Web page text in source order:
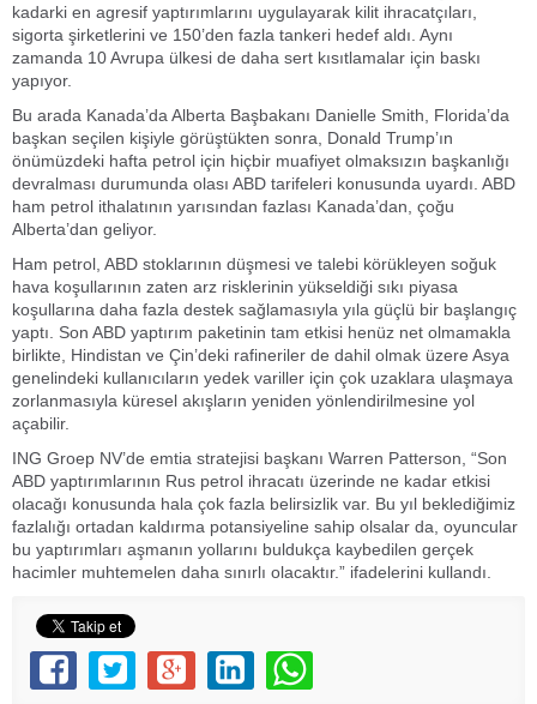
kadarki en agresif yaptırımlarını uygulayarak kilit ihracatçıları,
sigorta şirketlerini ve 150’den fazla tankeri hedef aldı. Aynı
zamanda 10 Avrupa ülkesi de daha sert kısıtlamalar için baskı
yapıyor.
Bu arada Kanada’da Alberta Başbakanı Danielle Smith, Florida’da
başkan seçilen kişiyle görüştükten sonra, Donald Trump’ın
önümüzdeki hafta petrol için hiçbir muafiyet olmaksızın başkanlığı
devralması durumunda olası ABD tarifeleri konusunda uyardı. ABD
ham petrol ithalatının yarısından fazlası Kanada’dan, çoğu
Alberta’dan geliyor.
Ham petrol, ABD stoklarının düşmesi ve talebi körükleyen soğuk
hava koşullarının zaten arz risklerinin yükseldiği sıkı piyasa
koşullarına daha fazla destek sağlamasıyla yıla güçlü bir başlangıç ​​
yaptı. Son ABD yaptırım paketinin tam etkisi henüz net olmamakla
birlikte, Hindistan ve Çin’deki rafineriler de dahil olmak üzere Asya
genelindeki kullanıcıların yedek variller için çok uzaklara ulaşmaya
zorlanmasıyla küresel akışların yeniden yönlendirilmesine yol
açabilir.
ING Groep NV’de emtia stratejisi başkanı Warren Patterson, “Son
ABD yaptırımlarının Rus petrol ihracatı üzerinde ne kadar etkisi
olacağı konusunda hala çok fazla belirsizlik var. Bu yıl beklediğimiz
fazlalığı ortadan kaldırma potansiyeline sahip olsalar da, oyuncular
bu yaptırımları aşmanın yollarını buldukça kaybedilen gerçek
hacimler muhtemelen daha sınırlı olacaktır.” ifadelerini kullandı.